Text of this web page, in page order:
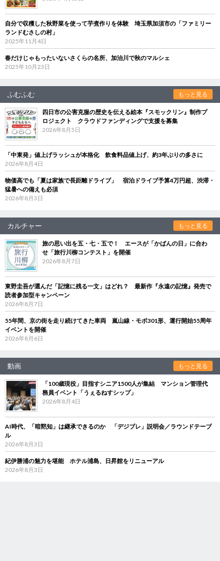
自分で収穫した秋野菜を使って芋煮作りを体験 埼玉県加須市の「ファミリー
ランドむさしの村」
2025年11月4日
春だけじゃもったいないさくらの名所、加治川で秋のマルシェ
2025年10月23日
ふむふむ もっと見る
四日市の公害克服の歴史を伝える絵本『スモックリン』制作プ
ロジェクト クラウドファンディングで支援を募集
2026年8月5日
「中東発」値上げラッシュが本格化 飲食料品値上げ、約3年ぶりの多さに
2026年8月4日
物価高でも「夏は家族で長距離ドライブ」 宿泊ドライブ予算4万円超、渋滞・
猛暑への備えも必須
2026年8月3日
カルチャー もっと見る
旅の思い出を五・七・五で！ エースが「かばんの日」に合わ
せ「旅行川柳コンテスト」を開催
2026年8月7日
東野圭吾が選んだ「記憶に残る一文」はどれ？ 最新作『永遠の記憶』発売で
読者参加型キャンペーン
2026年8月7日
55年間、京の街を走り続けてきた車両 嵐山線・モボ301形、運行開始55周年
イベントを開催
2026年8月6日
動画 もっと見る
「100歳現役」目指すシニア1500人が集結 マンション管理代
務員イベント「うぇるねすシップ」
2026年8月4日
AI時代、「暗黙知」は継承できるのか 「デジブレ」説明会／ラウンドテーブ
ル
2026年8月3日
紀伊勝浦の魅力を堪能 ホテル浦島、日昇館をリニューアル
2026年8月3日